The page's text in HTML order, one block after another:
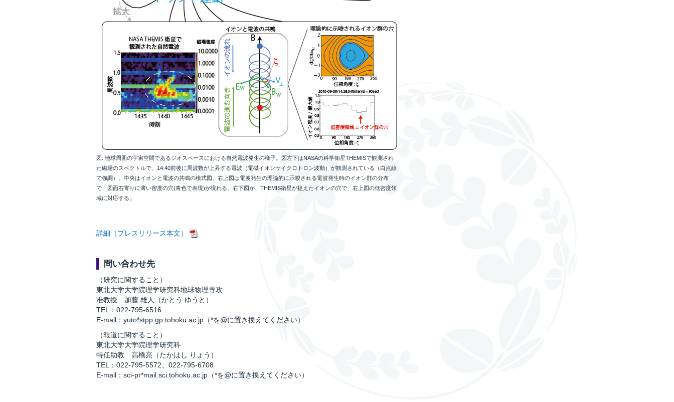
図: 地球周囲の宇宙空間であるジオスペースにおける自然電波発生の様子。図左下はNASAの科学衛星THEMISで観測され
た磁場のスペクトルで、14:40前後に周波数が上昇する電波（電磁イオンサイクロトロン波動）が観測されている（白点線
で強調）。中央はイオンと電波の共鳴の模式図。右上図は電波発生の理論的に示唆される電波発生時のイオン群の分布
で、図面右寄りに薄い密度の穴(青色で表現)が現れる。右下図が、THEMIS衛星が捉えたイオンの穴で、右上図の低密度領
域に対応する。
詳細（プレスリリース本文）
問い合わせ先
（研究に関すること）
東北大学大学院理学研究科地球物理専攻
准教授 加藤 雄人（かとう ゆうと）
TEL：022-795-6516
E-mail：yuto*stpp.gp.tohoku.ac.jp（*を@に置き換えてください）
（報道に関すること）
東北大学大学院理学研究科
特任助教 高橋亮（たかはし りょう）
TEL：022-795-5572、022-795-6708
E-mail：sci-pr*mail.sci.tohoku.ac.jp（*を@に置き換えてください）